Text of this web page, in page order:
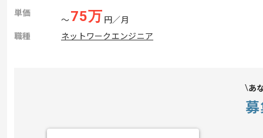
単価
〜75万 円／月
職種
ネットワークエンジニア
あ